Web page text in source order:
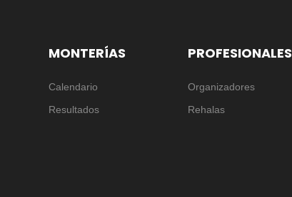
MONTERÍAS
Calendario
Resultados
PROFESIONALES
Organizadores
Rehalas